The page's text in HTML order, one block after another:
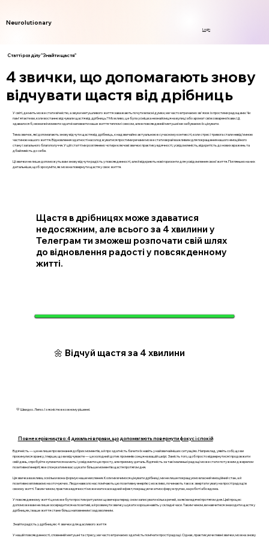
Neurolutionary
Login
Статті розділу "Знайти щастя"
4 звички, що допомагають знову
відчувати щастя від дрібниць
У світі, де мить може стати вічністю, а звуки метушливого життя заважають почути власні думки, ми часто втрачаємо зв'язок із простими радощами. Чи
пам'ятаєте ви, коли востаннє відчували щастя від дрібниць? Можливо, це була усмішка незнайомця на вулиці або аромат свіжозвареної кави. Ці,
здавалося б, незначні моменти здатні наповнити наше життя теплом і сенсом, але в повсякденній метушні ми забуваємо їх цінувати.
Тема звичок, які допомагають знову відчути щастя від дрібниць, є надзвичайно актуальною в сучасному контексті, коли стрес і тривога стали невід’ємною
частиною нашого життя. Відновлення здатності насолоджуватися простими речами може стати вкрай важливим для покращення нашого емоційного
стану і загального благополуччя. У цій статті ми розглянемо чотири ключові звички: практику вдячності, усвідомленість, відкритість до нових вражень та
дбайливість до себе.
Ці звички не лише допоможуть вам знову відчути радість у повсякденності, але й відкриють нові горизонти для усвідомлення своєї життя. Погляньмо на них
детальніше, щоб зрозуміти, як можна повернути щастя у своє життя.
Щастя в дрібницях може здаватися
недосяжним, але всього за 4 хвилини у
Телеграм ти зможеш розпочати свій шлях
до відновлення радості у повсякденному
житті.
🌼 Відчуй щастя за 4 хвилини
💛 Швидко. Легко. І з ясністю в кожному рішенні.
Повне керівництво: 4 дихальні вправи, що допомагають повернути фокус і спокій
Вдячність — це не лише про визнання добрих моментів, а й про здатність бачити їх навіть у найзвичайніших ситуаціях. Наприклад, уявіть собі, що ви
прокинулися зранку, і перше, що ви відчуваєте — це холодний дотик променів сонця на вашій шкірі. Замість того, щоб просто відвернутися і продовжити
свій день, спробуйте зупинитися на мить і усвідомити цю просту, але приємну деталь. Вдячність за такі маленькі радощі може стати потужним джерелом
позитивної енергії, яке спонукатиме вас шукати більше моментів щастя протягом дня.
Ця звичка важлива, оскільки вона формує наше мислення. Коли ми вчимося цінувати дрібниці, ми не лише покращуємо власний емоційний стан, а й
позитивно впливаємо на оточуючих. Люди навколо нас помічають цю позитивну енергію і, можливо, починають також звертати увагу на прості радощі в
своєму житті. Таким чином, практика вдячності може мати каскадний ефект, покращуючи атмосферу в групах, на роботі або вдома.
У повсякденному житті це може бути простим ритуалом: щовечора перед сном записувати кілька речей, за які ви вдячні протягом дня. Цей процес
допоможе вам не лише зосередитися на позитиві, а й розвинути звичку шукати хороше навіть у складні часи. Таким чином, ви навчитеся знаходити щастя у
дрібницях, і ваше життя стане більш наповненим і задоволеним.
Знайти радість у дрібницях: 4 звички для щасливого життя
У нашій повсякденності, сповненій метушні та стресу, ми часто втрачаємо здатність помічати прості радощі. Однак, практикуючи певні звички, можна знову